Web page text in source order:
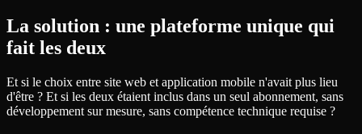
La solution : une plateforme unique qui
fait les deux
Et si le choix entre site web et application mobile n'avait plus lieu
d'être ? Et si les deux étaient inclus dans un seul abonnement, sans
développement sur mesure, sans compétence technique requise ?